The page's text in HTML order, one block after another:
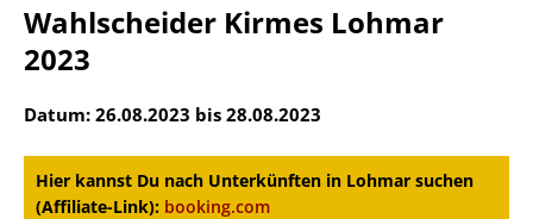
Wahlscheider Kirmes Lohmar
2023
Datum: 26.08.2023 bis 28.08.2023
Hier kannst Du nach Unterkünften in Lohmar suchen
(Affiliate-Link): booking.com